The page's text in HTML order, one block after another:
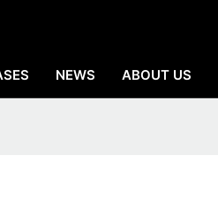
NEWS ABOUT US